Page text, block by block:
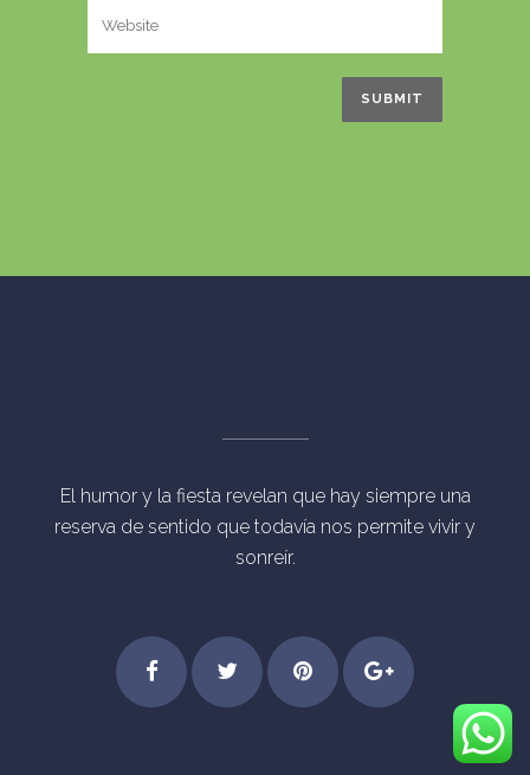
El humor y la fiesta revelan que hay siempre una
reserva de sentido que todavía nos permite vivir y
sonreír.